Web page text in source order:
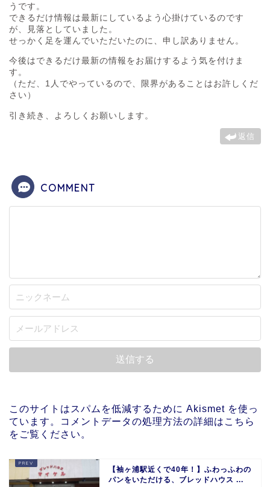
うです。
できるだけ情報は最新にしているよう心掛けているのです
が、見落としていました。
せっかく足を運んでいただいたのに、申し訳ありません。
今後はできるだけ最新の情報をお届けするよう気を付けま
す。
（ただ、1人でやっているので、限界があることはお許しくだ
さい）
引き続き、よろしくお願いします。
返信
COMMENT
このサイトはスパムを低減するために Akismet を使っ
ています。
コメントデータの処理方法の詳細はこちら
をご覧ください 。
【袖ヶ浦駅近くで40年！】ふわっふわの
パンをいただける、ブレッドハウス ...